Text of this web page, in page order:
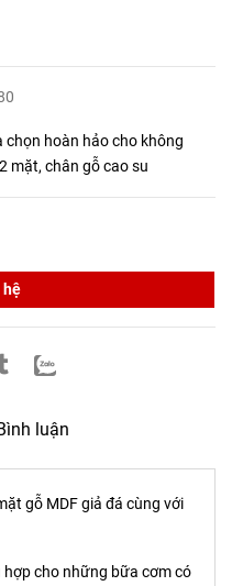
hoàn hảo cho không
mặt, chân gỗ cao su
luận
gỗ MDF giả đá cùng với
hợp cho những bữa cơm có